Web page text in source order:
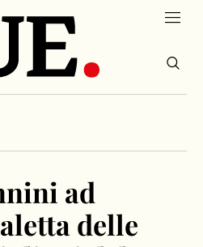
ad
delle